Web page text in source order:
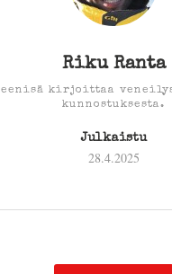
Riku Ranta
kirjoittaa
kunnostuksesta.
Julkaistu
28.4.2025